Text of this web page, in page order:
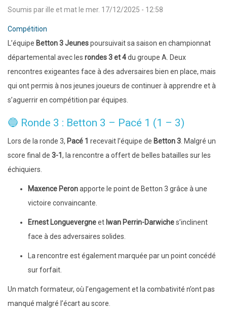
Soumis parille et mat le mer. 17/12/2025 - 12:58
Compétition
L’équipe Betton 3 Jeunespoursuivait sa saison en championnat
départemental avec les rondes 3 et 4du groupe A. Deux
rencontres exigeantes face à des adversaires bien en place, mais
qui ont permis à nos jeunes joueurs de continuer à apprendre et à
s’aguerrir en compétition par équipes.
🔵 Ronde 3 : Betton 3 – Pacé 1 (1 – 3)
Lors de la ronde 3, Pacé 1 recevait l’équipe de Betton 3 . Malgré un
score final de 3-1 , la rencontre a offert de belles batailles sur les
échiquiers.
Maxence Peronapporte le point de Betton 3 grâce à une
victoire convaincante.
Ernest Longuevergneet Iwan Perrin-Darwiches’inclinent
face à des adversaires solides.
La rencontre est également marquée par un point concédé
sur forfait.
Un match formateur, où l’engagement et la combativité n’ont pas
manqué malgré l’écart au score.